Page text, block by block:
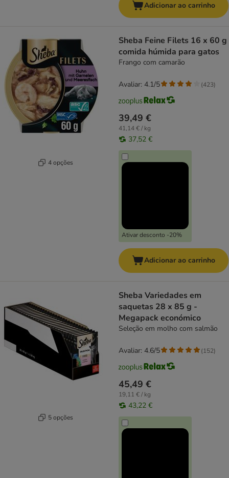
Adicionar ao carrinho
4 opções
Sheba Feine Filets 16 x 60 g
comida húmida para gatos
Frango com camarão
39,49 €
41,14 € / kg
37,52 €
Ativar desconto -20%
Avaliar: 4.1/5 (423)
Adicionar ao carrinho
5 opções
Sheba Variedades em
saquetas 28 x 85 g -
Megapack económico
Seleção em molho com salmão
45,49 €
19,11 € / kg
43,22 €
Avaliar: 4.6/5 (152)